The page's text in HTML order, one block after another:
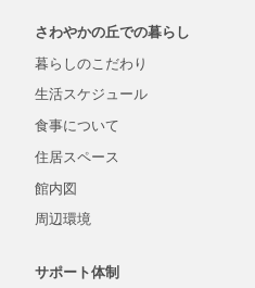
さわやかの丘での暮らし
暮らしのこだわり
生活スケジュール
食事について
住居スペース
館内図
周辺環境
サポート体制